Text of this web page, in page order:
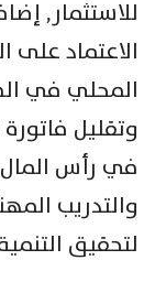
للاستثمار,
الاعتماد على
المحلي في
وتقليل
في رأس
والتدريب
لتحقيق